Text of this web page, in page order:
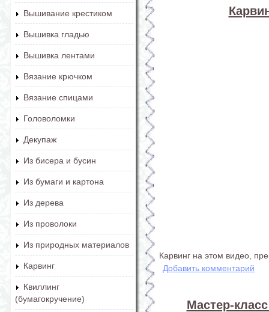
Вышивание крестиком
Вышивка гладью
Вышивка лентами
Вязание крючком
Вязание спицами
Головоломки
Декупаж
Из бисера и бусин
Из бумаги и картона
Из дерева
Из проволоки
Из природных материалов
Карвинг
Квиллинг
(бумагокручение)
Карвинг на этом видео,
Добавить комментарий
Мастер-